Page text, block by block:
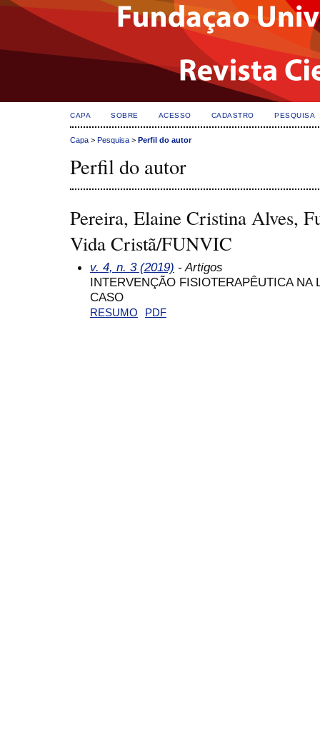
CAPA SOBRE ACESSO CADASTRO PESQUISA
Capa > Pesquisa > Perfil do autor
Perfil do autor
Pereira, Elaine Cristina Alves,
Vida Cristã/FUNVIC
v. 4, n. 3 (2019) - Artigos
INTERVENÇÃO FISIOTERAPÊUTICA NA
CASO
RESUMO PDF